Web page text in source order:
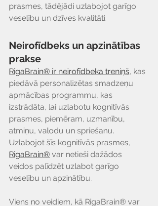
prasmes, tādējādi uzlabojot garīgo
veselību un dzīves kvalitāti.
Neirofīdbeks un apzinātības
prakse
RigaBrain® ir neirofīdbeka treniņš, kas
piedāvā personalizētas smadzeņu
apmācības programmu, kas
izstrādāta, lai uzlabotu kognitīvās
prasmes, piemēram, uzmanību,
atmiņu, valodu un spriešanu.
Uzlabojot šīs kognitīvās prasmes,
RigaBrain® var netieši dažādos
veidos palīdzēt uzlabot garīgo
veselību un apzinātību.
Viens no veidiem, kā RigaBrain® var